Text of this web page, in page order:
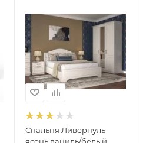
Спальня Ливерпуль
ясень ваниль/белый